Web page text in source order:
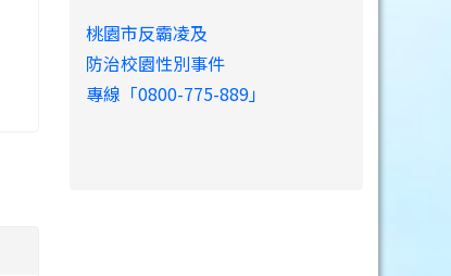
桃園市反霸凌及
防治校園性別事件
專線「0800-775-889」